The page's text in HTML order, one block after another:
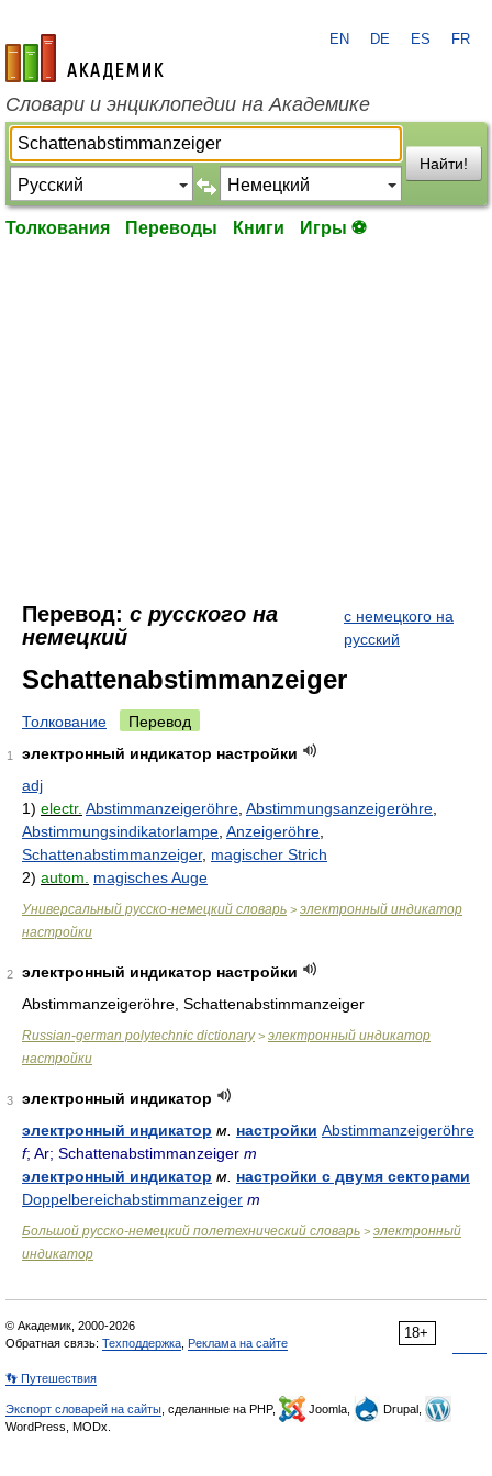
academic.ru
EN DE ES FR
Словари и энциклопедии на Академике
Найти!
Толкования Переводы Книги Игры ⚽
Перевод: с русского на
немецкий
с немецкого на
русский
Schattenabstimmanzeiger
Толкование Перевод
1
электронный индикатор настройки
adj
1) electr. Abstimmanzeigeröhre Abstimmungsanzeigeröhre
Abstimmungsindikatorlampe Anzeigeröhre
Schattenabstimmanzeiger, magischer Strich
2) autom. magisches Auge
Универсальный русско-немецкий словарь > электронный индикатор
настройки
2
электронный индикатор настройки
Abstimmanzeigeröhre, Schattenabstimmanzeiger
Russian-german polytechnic dictionary> электронный индикатор
настройки
3
электронный индикатор
электронный индикатор м. настройки Abstimmanzeigeröhre
f; Ar; Schattenabstimmanzeiger m
электронный индикатор м. настройки с двумя секторами
Doppelbereichabstimmanzeiger m
Большой русско-немецкий полетехнический словарь > электронный
индикатор
18+
© Академик, 2000-2026
Обратная связь: Техподдержка Реклама на сайте
👣 Путешествия
Экспорт словарей на сайты , сделанные на PHP, Joomla,
Drupal,
WordPress, MODx.